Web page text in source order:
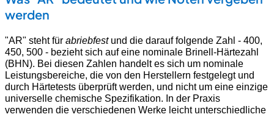
werden
"AR" steht für abriebfestund die darauf folgende Zahl - 400,
450, 500 - bezieht sich auf eine nominale Brinell-Härtezahl
(BHN). Bei diesen Zahlen handelt es sich um nominale
Leistungsbereiche, die von den Herstellern festgelegt und
durch Härtetests überprüft werden, und nicht um eine einzige
universelle chemische Spezifikation. In der Praxis
verwenden die verschiedenen Werke leicht unterschiedliche